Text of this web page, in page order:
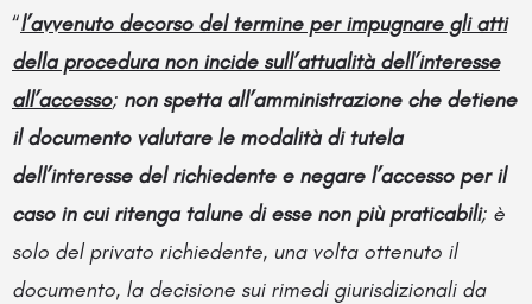
“l’avvenuto decorso del termine per impugnare gli atti
della procedura non incide sull’attualità dell’interesse
all’accesso; non spetta all’amministrazione che detiene
il documento valutare le modalità di tutela
dell’interesse del richiedente e negare l’accesso per il
caso in cui ritenga talune di esse non più praticabili; è
solo del privato richiedente, una volta ottenuto il
documento, la decisione sui rimedi giurisdizionali da